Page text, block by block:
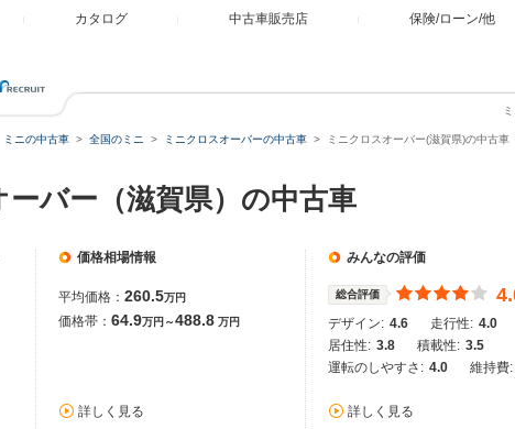
カタログ 中古車販売店 保険/ローン/他
ミニの中古車 全国のミニ ミニクロスオーバーの中古車 ミニクロスオーバー(滋賀県)の中古車
バー（滋賀県）の中古車
価格相場情報
平均価格： 260.5万円
価格帯： 64.9万円～488.8 万円
詳しく見る
みんなの評価
総合評価
デザイン: 4.6 走行性: 4.0
居住性: 3.8 積載性: 3.5
運転のしやすさ: 4.0 維持費:
詳しく見る